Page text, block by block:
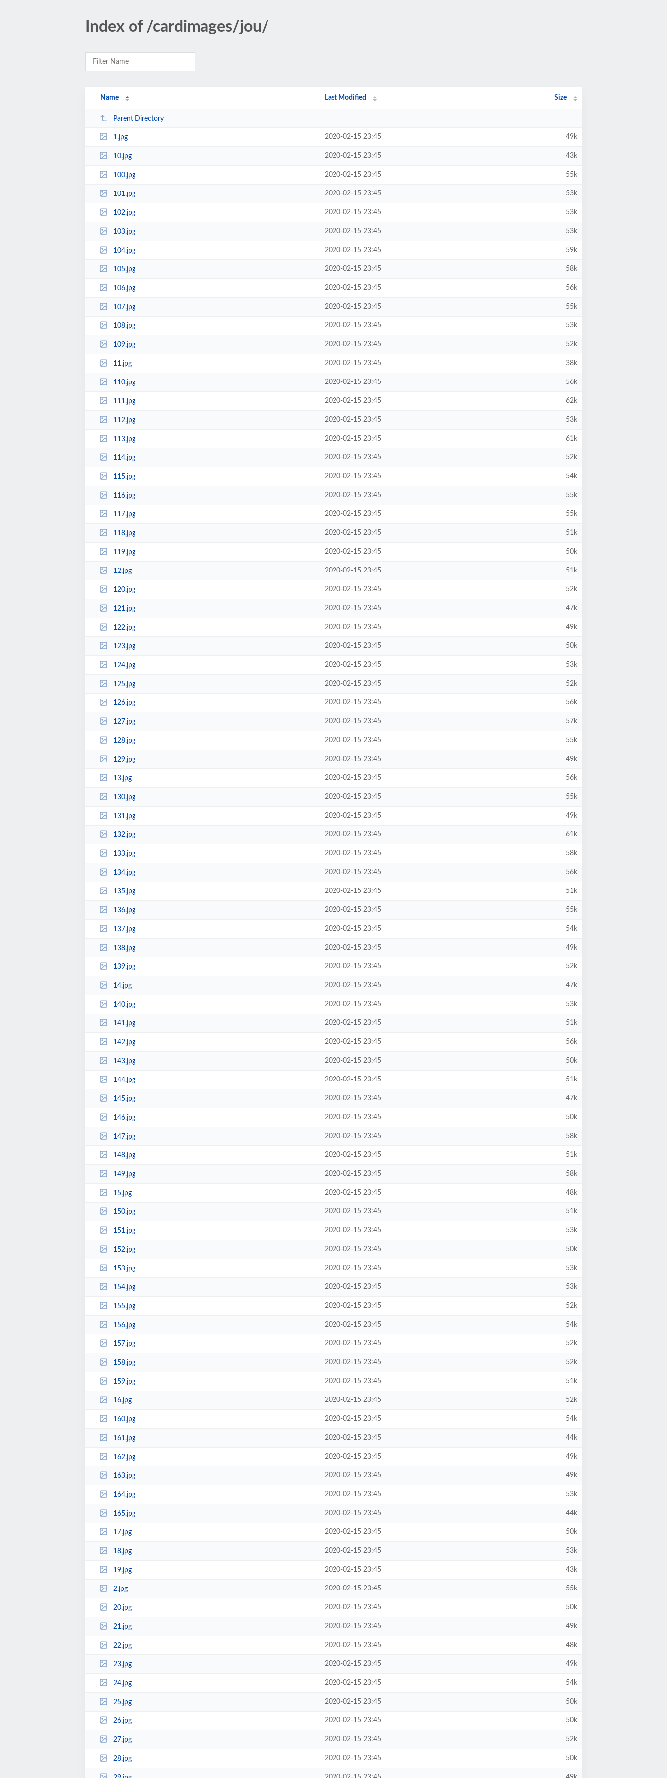
Index of /cardimages/jou/
Name Last Modified Size
Parent Directory
1.jpg 2020-02-15 23:45 49k
10.jpg 2020-02-15 23:45 43k
100.jpg 2020-02-15 23:45 55k
101.jpg 2020-02-15 23:45 53k
102.jpg 2020-02-15 23:45 53k
103.jpg 2020-02-15 23:45 53k
104.jpg 2020-02-15 23:45 59k
105.jpg 2020-02-15 23:45 58k
106.jpg 2020-02-15 23:45 56k
107.jpg 2020-02-15 23:45 55k
108.jpg 2020-02-15 23:45 53k
109.jpg 2020-02-15 23:45 52k
11.jpg 2020-02-15 23:45 38k
110.jpg 2020-02-15 23:45 56k
111.jpg 2020-02-15 23:45 62k
112.jpg 2020-02-15 23:45 53k
113.jpg 2020-02-15 23:45 61k
114.jpg 2020-02-15 23:45 52k
115.jpg 2020-02-15 23:45 54k
116.jpg 2020-02-15 23:45 55k
117.jpg 2020-02-15 23:45 55k
118.jpg 2020-02-15 23:45 51k
119.jpg 2020-02-15 23:45 50k
12.jpg 2020-02-15 23:45 51k
120.jpg 2020-02-15 23:45 52k
121.jpg 2020-02-15 23:45 47k
122.jpg 2020-02-15 23:45 49k
123.jpg 2020-02-15 23:45 50k
124.jpg 2020-02-15 23:45 53k
125.jpg 2020-02-15 23:45 52k
126.jpg 2020-02-15 23:45 56k
127.jpg 2020-02-15 23:45 57k
128.jpg 2020-02-15 23:45 55k
129.jpg 2020-02-15 23:45 49k
13.jpg 2020-02-15 23:45 56k
130.jpg 2020-02-15 23:45 55k
131.jpg 2020-02-15 23:45 49k
132.jpg 2020-02-15 23:45 61k
133.jpg 2020-02-15 23:45 58k
134.jpg 2020-02-15 23:45 56k
135.jpg 2020-02-15 23:45 51k
136.jpg 2020-02-15 23:45 55k
137.jpg 2020-02-15 23:45 54k
138.jpg 2020-02-15 23:45 49k
139.jpg 2020-02-15 23:45 52k
14.jpg 2020-02-15 23:45 47k
140.jpg 2020-02-15 23:45 53k
141.jpg 2020-02-15 23:45 51k
142.jpg 2020-02-15 23:45 56k
143.jpg 2020-02-15 23:45 50k
144.jpg 2020-02-15 23:45 51k
145.jpg 2020-02-15 23:45 47k
146.jpg 2020-02-15 23:45 50k
147.jpg 2020-02-15 23:45 58k
148.jpg 2020-02-15 23:45 51k
149.jpg 2020-02-15 23:45 58k
15.jpg 2020-02-15 23:45 48k
150.jpg 2020-02-15 23:45 51k
151.jpg 2020-02-15 23:45 53k
152.jpg 2020-02-15 23:45 50k
153.jpg 2020-02-15 23:45 53k
154.jpg 2020-02-15 23:45 53k
155.jpg 2020-02-15 23:45 52k
156.jpg 2020-02-15 23:45 54k
157.jpg 2020-02-15 23:45 52k
158.jpg 2020-02-15 23:45 52k
159.jpg 2020-02-15 23:45 51k
16.jpg 2020-02-15 23:45 52k
160.jpg 2020-02-15 23:45 54k
161.jpg 2020-02-15 23:45 44k
162.jpg 2020-02-15 23:45 49k
163.jpg 2020-02-15 23:45 49k
164.jpg 2020-02-15 23:45 53k
165.jpg 2020-02-15 23:45 44k
17.jpg 2020-02-15 23:45 50k
18.jpg 2020-02-15 23:45 53k
19.jpg 2020-02-15 23:45 43k
2.jpg 2020-02-15 23:45 55k
20.jpg 2020-02-15 23:45 50k
21.jpg 2020-02-15 23:45 49k
22.jpg 2020-02-15 23:45 48k
23.jpg 2020-02-15 23:45 49k
24.jpg 2020-02-15 23:45 54k
25.jpg 2020-02-15 23:45 50k
26.jpg 2020-02-15 23:45 50k
27.jpg 2020-02-15 23:45 52k
28.jpg 2020-02-15 23:45 50k